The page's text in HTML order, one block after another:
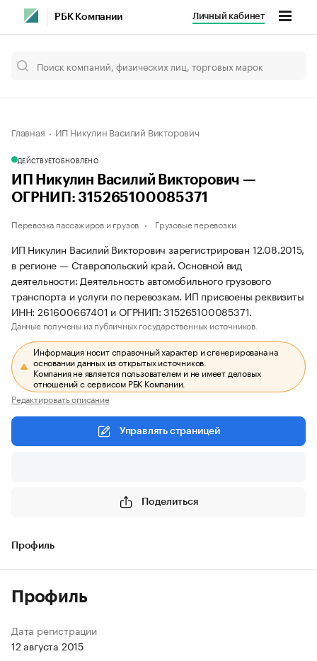
РБК Компании Личный кабинет
Главная ИП Никулин Василий Викторович
ДЕЙСТВУЕТОБНОВЛЕНО
ИП Никулин Василий Викторович —
ОГРНИП: 315265100085371
Перевозка пассажиров и грузов Грузовые перевозки
ИП Никулин Василий Викторович зарегистрирован 12.08.2015,
в регионе — Ставропольский край. Основной вид
деятельности: Деятельность автомобильного грузового
транспорта и услуги по перевозкам. ИП присвоены реквизиты
ИНН: 261600667401 и ОГРНИП: 315265100085371.
Данные получены из публичных государственных источников.
Информация носит справочный характер и сгенерирована на
основании данных из открытых источников.
Компания не является пользователем и не имеет деловых
отношений с сервисом РБК Компании.
Редактировать описание
Управлять страницей
Поделиться
Профиль
Профиль
Дата регистрации
12 августа 2015